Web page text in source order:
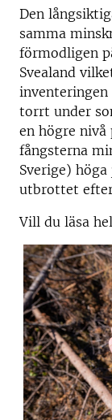
Den
samma
förmodligen
Svealand
inventeringen
torrt under
en högre nivå
fångsterna
Sverige)
utbrottet
Vill du läsa